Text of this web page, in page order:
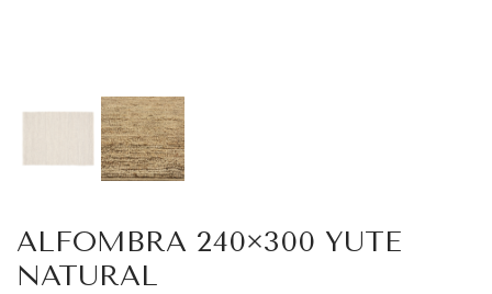
ALFOMBRA 240×300 YUTE
NATURAL